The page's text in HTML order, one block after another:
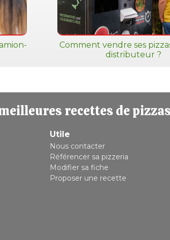
Comment vendre ses
distributeur ?
recettes de
Utile
Nous contacter
Référencer sa pizzeria
Modifier sa fiche
Proposer une recette